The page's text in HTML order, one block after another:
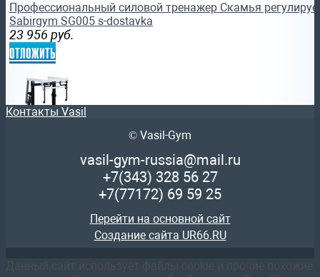
Профессиональный силовой тренажер Скамья
Sabirgym SG005 s-dostavka
23 956 руб.
отложить
Профессиональный силовой тренажер Монолифт
Контакты Vasil
© Vasil-Gym
vasil-gym-russia@mail.ru
+7(343) 328 56 27
+7(77172) 69 59 25
Перейти на основной сайт
Создание сайта UR66.RU
Данный сайт использует файлы cookie и прочие похожие